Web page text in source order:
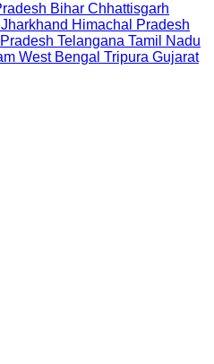
Bihar Chhattisgarh
Jharkhand Himachal Pradesh
Telangana Tamil Nadu
West Bengal Tripura Gujarat